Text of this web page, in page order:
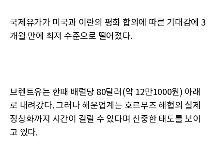
국제유가가 미국과 이란의 평화 합의에 따른 기대감에 3
개월 만에 최저 수준으로 떨어졌다.
브렌트유는 한때 배럴당 80달러(약 12만1000원) 아래
로 내려갔다. 그러나 해운업계는 호르무즈 해협의 실제
정상화까지 시간이 걸릴 수 있다며 신중한 태도를 보이
고 있다.